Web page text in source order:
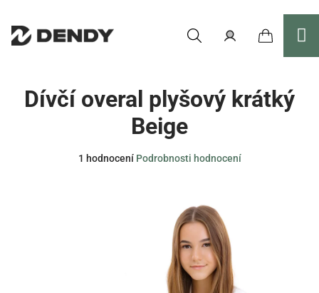
obsah
Nákupní
košík
Dívčí overal plyšový krátký
Beige
Průměrné
1 hodnocení Podrobnosti hodnocení